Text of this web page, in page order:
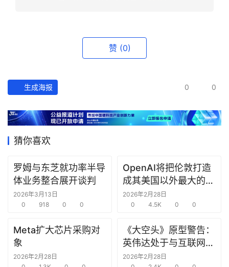
产
经
据
研
告
创
赞 (0)
生成海报 0 0
猜你喜欢
罗姆与东芝就功率半导
体业务整合展开谈判
2026年3月13日
0
918 0 0
OpenAI将把伦敦打造
成其美国以外最大的研
究中心
2026年2月28日
0
4.5K 0 0
Meta扩大芯片采购对
象
2026年2月28日
《大空头》原型警告：
英伟达处于与互联网泡
沫时期思科同样的“危
2026年2月28日